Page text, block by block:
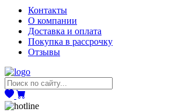
Контакты
О компании
Доставка и оплата
Покупка в рассрочку
Отзывы